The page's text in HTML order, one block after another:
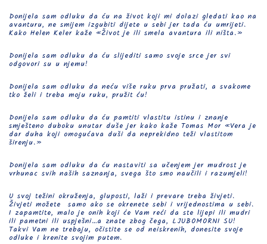
Donijela sam odluku da ću na život koji mi dolazi gledati kao na
avanturu, ne smijem izgubiti dijete u sebi jer tada ću umrijeti.
Kako Helen Keler kaže «Život je ili smela avantura ili ništa.»
Donijela sam odluku da ću slijediti samo svoje srce jer svi
odgovori su u njemu!
Donijela sam odluku da neću više ruku prva pružati, a svakome
tko želi i treba moju ruku, pružit ću!
Donijela sam odluku da ću pamtiti vlastitu istinu i znanje
smješteno duboku unutar duše jer kako kaže Tomas Mor «Vera je
dar duha koji omogućava duši da neprekidno teži vlastitom
širenju.»
Donijela sam odluku da ću nastaviti sa učenjem jer mudrost je
vrhunac svih naših saznanja, svega što smo naučili i razumjeli!
U svoj težini okruženja, gluposti, laži i prevare treba živjeti.
Živjeti možete samo ako se okrenete sebi i vrijednostima u sebi.
I zapamtite, malo je onih koji će Vam reći da ste lijepi ili mudri
ili pametni ili uspješni…a znate zbog čega, LJUBOMORNI SU!
Takvi Vam ne trebaju, očistite se od neiskrenih, donesite svoje
odluke i krenite svojim putem.